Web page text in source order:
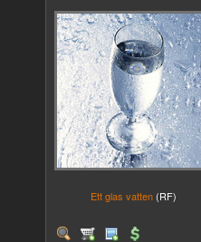
Ett glas vatten (RF)